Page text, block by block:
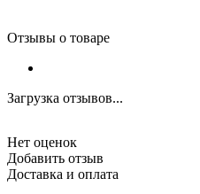
Отзывы о товаре
Загрузка отзывов...
Нет оценок
Добавить отзыв
Доставка и оплата